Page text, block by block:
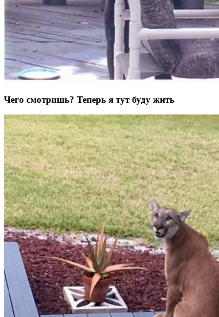
Чего смотришь? Теперь я тут буду жить